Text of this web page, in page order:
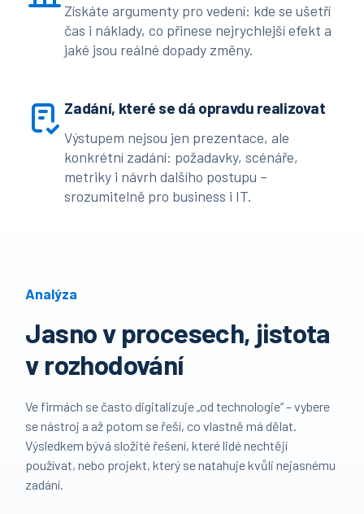
Získáte argumenty pro vedení: kde se ušetří
čas i náklady, co přinese nejrychlejší efekt a
jaké jsou reálné dopady změny.
Zadání, které se dá opravdu realizovat
Výstupem nejsou jen prezentace, ale
konkrétní zadání: požadavky, scénáře,
metriky i návrh dalšího postupu –
srozumitelně pro business i IT.
Analýza
Jasno v procesech, jistota
v rozhodování
Ve firmách se často digitalizuje „od technologie“ – vybere
se nástroj a až potom se řeší, co vlastně má dělat.
Výsledkem bývá složité řešení, které lidé nechtějí
používat, nebo projekt, který se natahuje kvůli nejasnému
zadání.